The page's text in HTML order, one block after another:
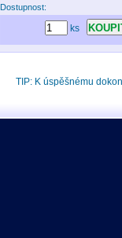
Dostupnost:
ks
TIP: K úspěšnému